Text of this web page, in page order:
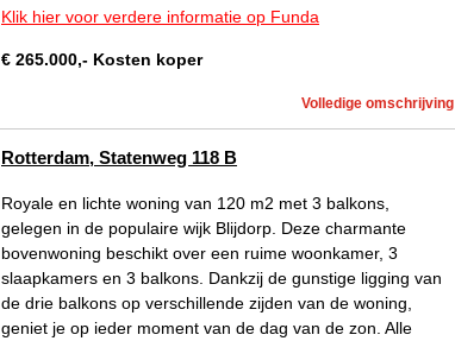
Klik hier voor verdere informatie op Funda
€ 265.000,- Kosten koper
Volledige omschrijving
Rotterdam, Statenweg 118 B
Royale en lichte woning van 120 m2 met 3 balkons,
gelegen in de populaire wijk Blijdorp. Deze charmante
bovenwoning beschikt over een ruime woonkamer, 3
slaapkamers en 3 balkons. Dankzij de gunstige ligging van
de drie balkons op verschillende zijden van de woning,
geniet je op ieder moment van de dag van de zon. Alle